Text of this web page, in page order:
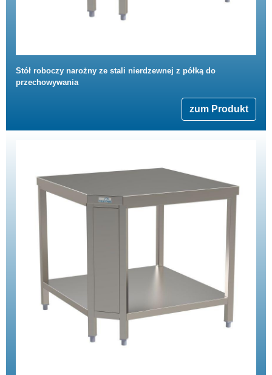
Stół roboczy narożny ze stali nierdzewnej z półką do
przechowywania
zum Produkt